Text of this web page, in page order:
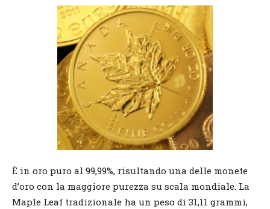
È in oro puro al 99,99%, risultando una delle monete
d’oro con la maggiore purezza su scala mondiale. La
Maple Leaf tradizionale ha un peso di 31,11 grammi,